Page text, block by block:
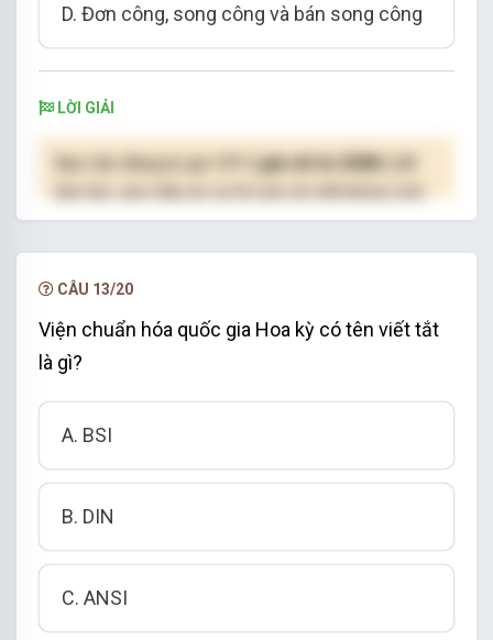
D. Đơn công, song công và bán song công
LỜI GIẢI
( giá chỉ từ 250K )
hạn.
CÂU 13/20
Viện chuẩn hóa quốc gia Hoa kỳ có tên viết tắt
là gì?
A. BSI
B. DIN
C. ANSI